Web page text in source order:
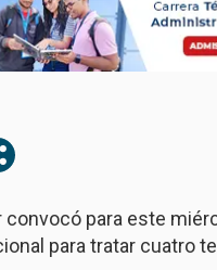
convocó para este
para tratar cuatro